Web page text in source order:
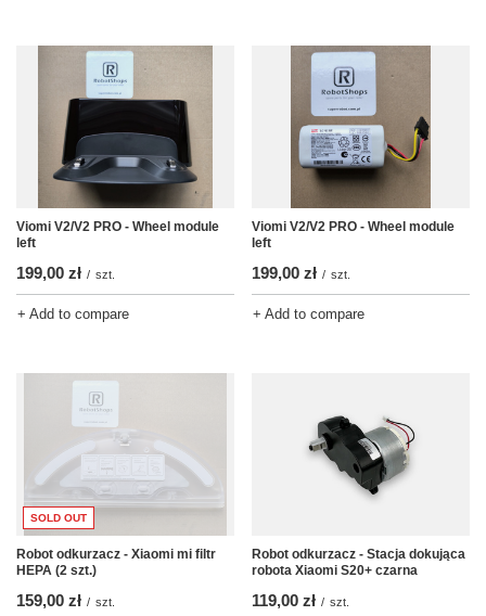
Viomi V2/V2 PRO - Wheel module
left
199,00 zł / szt.
+ Add to compare
Viomi V2/V2 PRO - Wheel module
left
199,00 zł / szt.
+ Add to compare
SOLD OUT
Robot odkurzacz - Xiaomi mi filtr
HEPA (2 szt.)
159,00 zł / szt.
Robot odkurzacz - Stacja dokująca
robota Xiaomi S20+ czarna
119,00 zł / szt.